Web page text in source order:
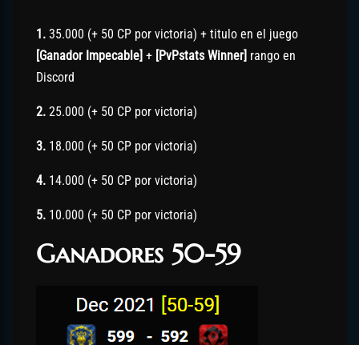
1. 35.000 (+ 50 CP por victoria) + titulo en el juego
[Ganador Impecable] + [PvPstats Winner] rango en
Discord
2. 25.000 (+ 50 CP por victoria)
3. 18.000 (+ 50 CP por victoria)
4. 14.000 (+ 50 CP por victoria)
5. 10.000 (+ 50 CP por victoria)
Ganadores 50-59